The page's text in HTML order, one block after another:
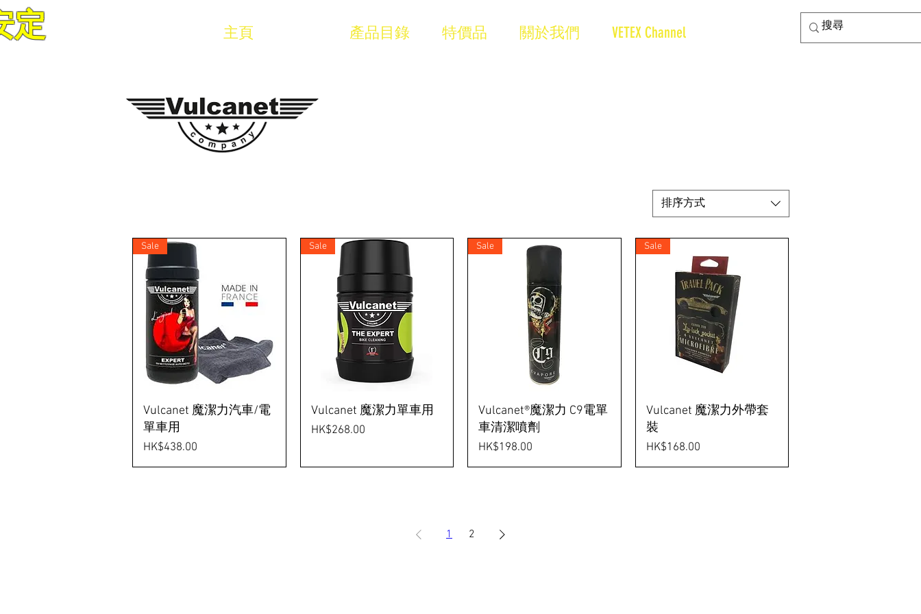
主頁 產品目錄 特價品 關於我們 VETEX Channel
定
排序方式
Sale
Vulcanet 魔潔力汽車/電
單車用
價格
HK$438.00
Sale
Vulcanet 魔潔力單車用
價格
HK$268.00
Sale
Vulcanet®魔潔力 C9電單
車清潔噴劑
價格
HK$198.00
Sale
Vulcanet 魔潔力外帶套
裝
價格
HK$168.00
1 2